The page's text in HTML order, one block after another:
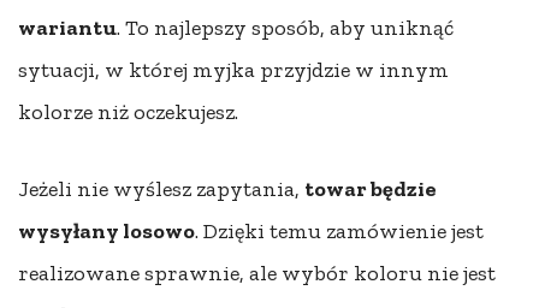
wariantu. To najlepszy sposób, aby uniknąć
sytuacji, w której myjka przyjdzie w innym
kolorze niż oczekujesz.
Jeżeli nie wyślesz zapytania, towar będzie
wysyłany losowo. Dzięki temu zamówienie jest
realizowane sprawnie, ale wybór koloru nie jest